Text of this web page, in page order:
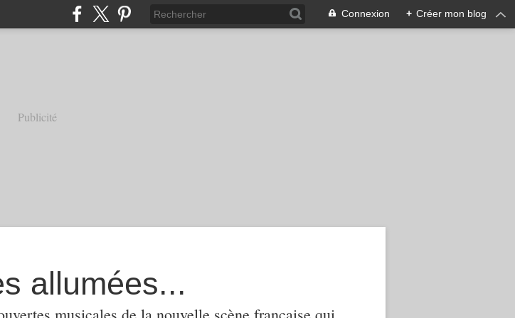
Connexion + Créer mon blog
Publicité
allumées...